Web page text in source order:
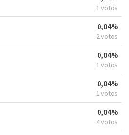
1 votos
0,04%
2 votos
0,04%
1 votos
0,04%
1 votos
0,04%
4 votos